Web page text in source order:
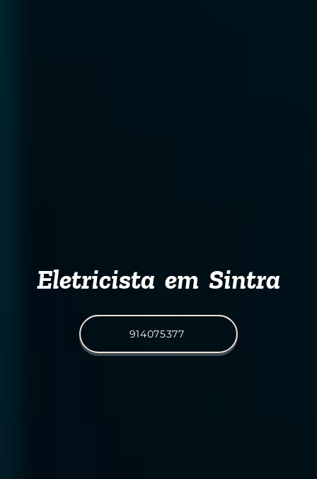
Eletricista em Sintra
914075377